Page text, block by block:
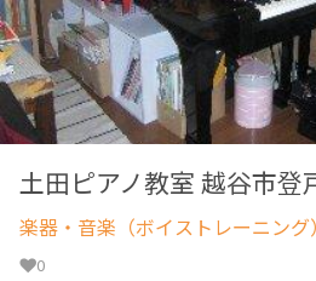
土田ピアノ教室 越谷市登
楽器・音楽（ボイストレーニング）
0